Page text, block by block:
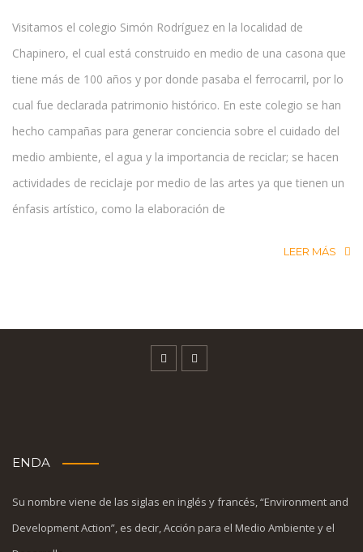
Visitamos el colegio Simón Rodríguez en la localidad de
Chapinero, el cual está construido en medio de una casona que
tiene más de 100 años y por donde pasaba el ferrocarril, por lo
cual fue declarada patrimonio histórico. En este colegio se han
hecho campañas para generar conciencia sobre el cuidado del
medio ambiente, el agua y la importancia de reciclar; se hacen
actividades de reciclaje por medio de las artes ya que tienen un
énfasis artístico, como la elaboración de
LEER MÁS
ENDA
Su nombre viene de las siglas en inglés y francés, “Environment and
Development Action”, es decir, Acción para el Medio Ambiente y el